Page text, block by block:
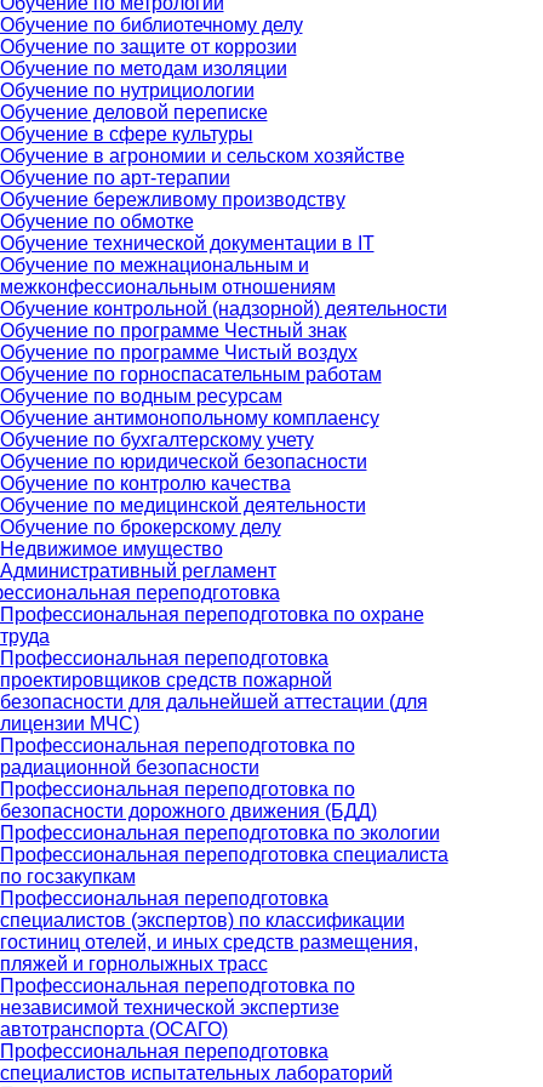
Обучение по библиотечному делу
Обучение по защите от коррозии
Обучение по методам изоляции
Обучение по нутрициологии
Обучение деловой переписке
Обучение в сфере культуры
Обучение в агрономии и сельском хозяйстве
Обучение по арт-терапии
Обучение бережливому производству
Обучение по обмотке
Обучение технической документации в IT
Обучение по межнациональным и
межконфессиональным отношениям
Обучение контрольной (надзорной) деятельности
Обучение по программе Честный знак
Обучение по программе Чистый воздух
Обучение по горноспасательным работам
Обучение по водным ресурсам
Обучение антимонопольному комплаенсу
Обучение по бухгалтерскому учету
Обучение по юридической безопасности
Обучение по контролю качества
Обучение по медицинской деятельности
Обучение по брокерскому делу
Недвижимое имущество
Административный регламент
переподготовка
Профессиональная переподготовка по охране
труда
Профессиональная переподготовка
проектировщиков средств пожарной
безопасности для дальнейшей аттестации (для
лицензии МЧС)
Профессиональная переподготовка по
радиационной безопасности
Профессиональная переподготовка по
безопасности дорожного движения (БДД)
Профессиональная переподготовка по экологии
Профессиональная переподготовка специалиста
по госзакупкам
Профессиональная переподготовка
специалистов (экспертов) по классификации
гостиниц отелей, и иных средств размещения,
пляжей и горнолыжных трасс
Профессиональная переподготовка по
независимой технической экспертизе
автотранспорта (ОСАГО)
Профессиональная переподготовка
специалистов испытательных лабораторий